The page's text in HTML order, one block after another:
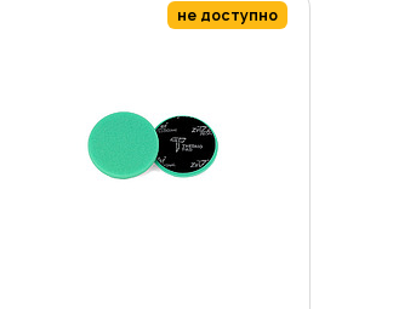
не доступно